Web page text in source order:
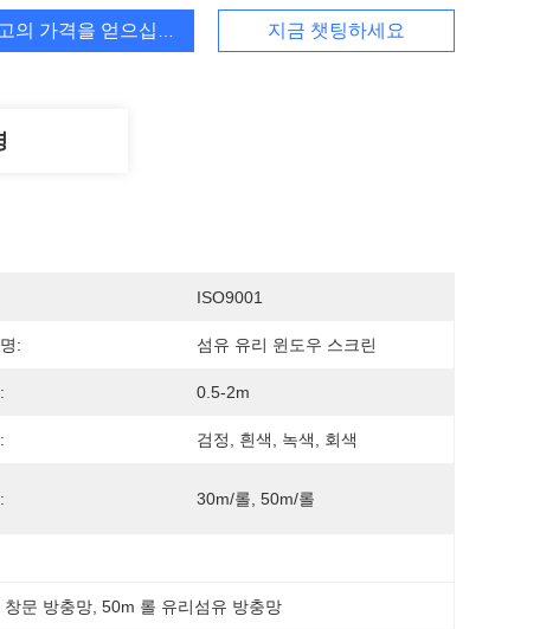
의 가격을 얻으십시오 지금 챗팅하세요
ISO9001
: 섬유 유리 윈도우 스크린
0.5-2m
검정, 흰색, 녹색, 회색
30m/롤, 50m/롤
문 방충망 , 50m 롤 유리섬유 방충망